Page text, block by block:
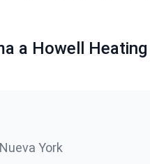
a Howell Heating
Nueva York